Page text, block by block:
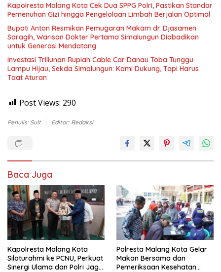
Kapolresta Malang Kota Cek Dua SPPG Polri, Pastikan Standar
Pemenuhan Gizi hingga Pengelolaan Limbah Berjalan Optimal
Bupati Anton Resmikan Pemugaran Makam dr. Djasamen
Saragih, Warisan Dokter Pertama Simalungun Diabadikan
untuk Generasi Mendatang
Investasi Triliunan Rupiah Cable Car Danau Toba Tunggu
Lampu Hijau, Sekda Simalungun: Kami Dukung, Tapi Harus
Taat Aturan
Post Views: 290
Penulis: Sult Editor: Redaksi
Baca Juga
Kapolresta Malang Kota
Silaturahmi ke PCNU, Perkuat
Sinergi Ulama dan Polri Jaga
Polresta Malang Kota Gelar
Makan Bersama dan
Pemeriksaan Kesehatan